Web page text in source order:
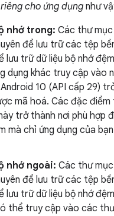
cho ứng dụngnhư
nhớ trong: Các thư
để lưu trữ các tệp
lưu trữ dữ liệu bộ nhớ
dụng khác truy cập vào
10 (API cấp 29)
mã hoá. Các đặc điểm
trở thành nơi phù hợp
mà chỉ ứng dụng của
nhớ ngoài: Các thư
để lưu trữ các tệp
lưu trữ dữ liệu bộ nhớ
thể truy cập vào các